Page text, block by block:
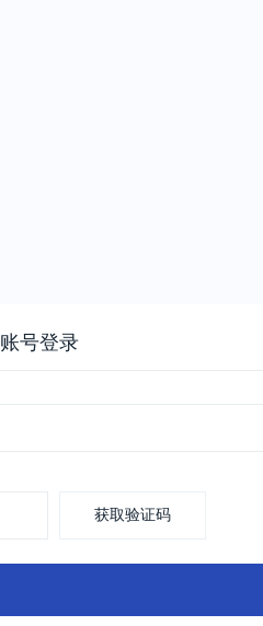
账号登录
获取验证码